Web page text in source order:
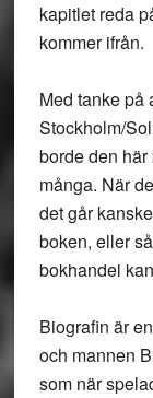
kapitlet reda
kommer ifrån.
Med tanke på
Stockholm/
borde den
många. När
det går
boken, eller
bokhandel
Biografin är
och mannen
som när